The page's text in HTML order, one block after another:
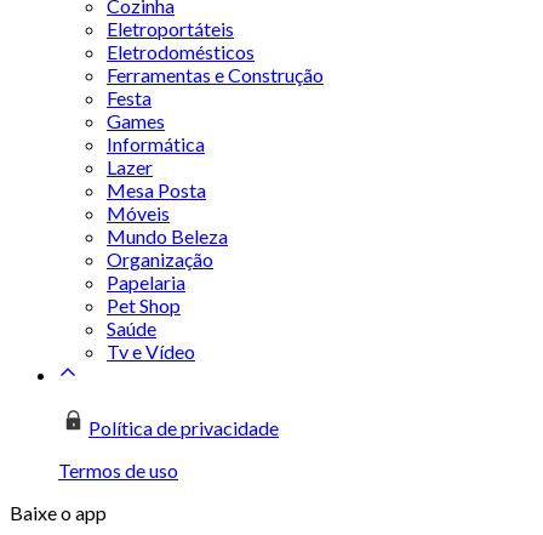
Cozinha
Eletroportáteis
Eletrodomésticos
Ferramentas e Construção
Festa
Games
Informática
Lazer
Mesa Posta
Móveis
Mundo Beleza
Organização
Papelaria
Pet Shop
Saúde
Tv e Vídeo
Política de privacidade
Termos de uso
Baixe o app